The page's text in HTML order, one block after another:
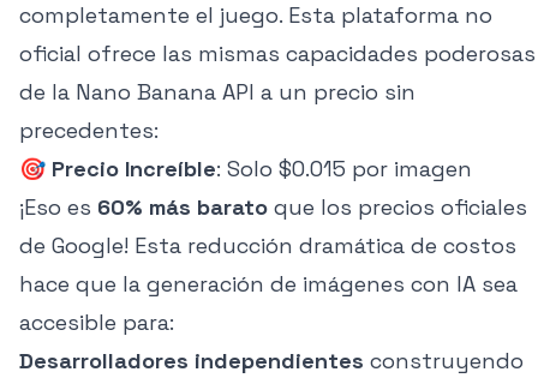
completamente el juego. Esta plataforma no
oficial ofrece las mismas capacidades poderosas
de la Nano Banana API a un precio sin
precedentes:
🎯 Precio Increíble: Solo $0.015 por imagen
¡Eso es 60% más barato que los precios oficiales
de Google! Esta reducción dramática de costos
hace que la generación de imágenes con IA sea
accesible para:
Desarrolladores independientes construyendo